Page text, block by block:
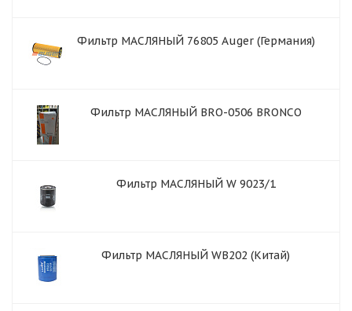
Фильтр МАСЛЯНЫЙ 76805 Auger (Германия)
Фильтр МАСЛЯНЫЙ BRO-0506 BRONCO
Фильтр МАСЛЯНЫЙ W 9023/1
Фильтр МАСЛЯНЫЙ WB202 (Китай)